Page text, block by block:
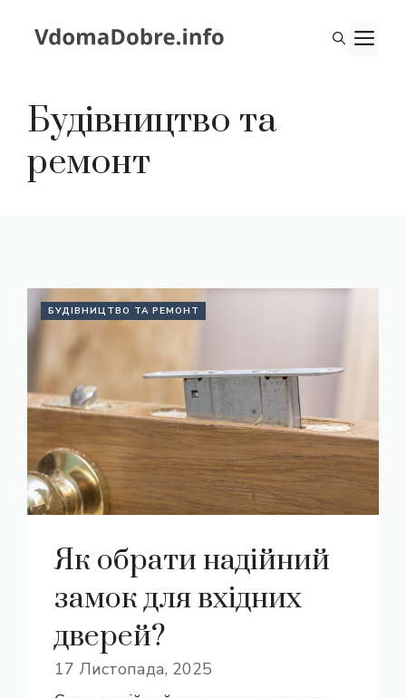
Будівництво та
ремонт
БУДІВНИЦТВО ТА РЕМОНТ
Як обрати надійний
замок для вхідних
дверей?
17 Листопада, 2025